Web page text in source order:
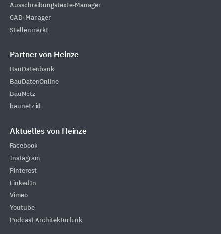
Ausschreibungstexte-Manager
CAD-Manager
Stellenmarkt
Partner von Heinze
BauDatenbank
BauDatenOnline
BauNetz
baunetz id
Aktuelles von Heinze
Facebook
Instagram
Pinterest
LinkedIn
Vimeo
Youtube
Podcast Architekturfunk